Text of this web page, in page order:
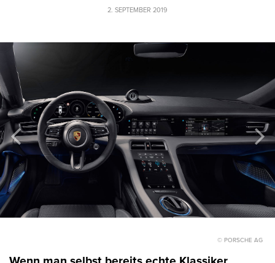
2. SEPTEMBER 2019
© PORSCHE AG